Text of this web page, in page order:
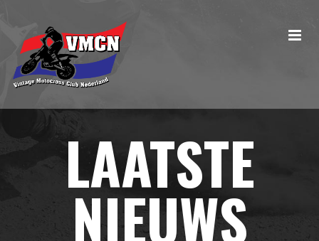
LAATSTE
NIEUWS